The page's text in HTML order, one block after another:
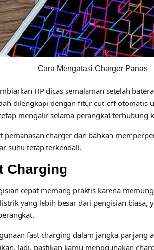
Cara Mengatasi Charger Panas
HP dicas semalaman setelah
dilengkapi dengan fitur cut-off otomatis
mengalir selama perangkat terhubung
pemanasan charger dan bahkan
suhu tetap terkendali.
Charging
cepat memang praktis karena
yang lebih besar dari pengisian biasa,
fast charging dalam jangka panjang
Jadi, pastikan kamu menggunakan